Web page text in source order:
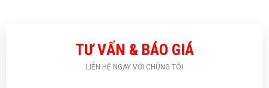
TƯ VẤN & BÁO GIÁ
LIÊN HỆ NGAY VỚI CHÚNG TÔI